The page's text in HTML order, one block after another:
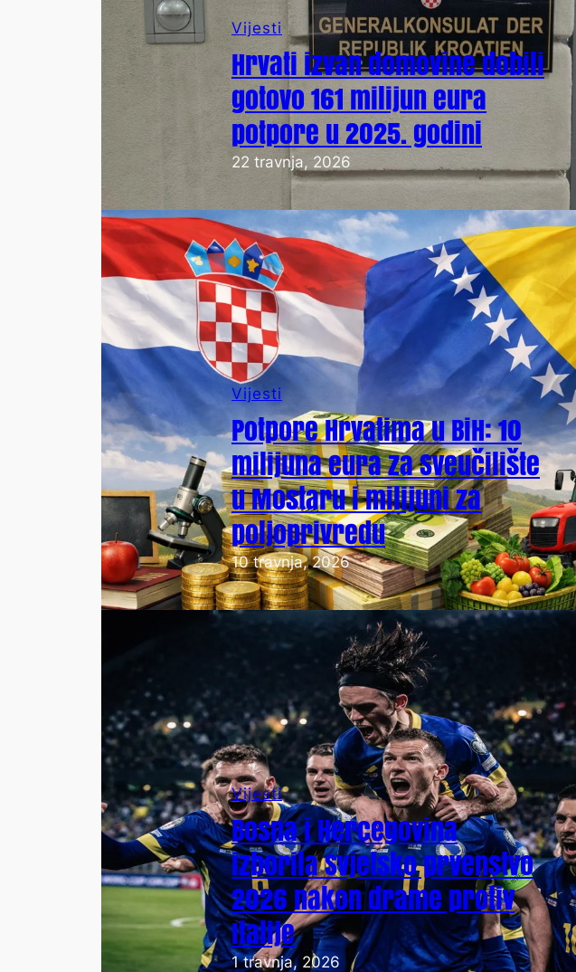
Vijesti
Hrvati izvan domovine dobili
gotovo 161 milijun eura
potpore u 2025. godini
22 travnja, 2026
Vijesti
Potpore Hrvatima u BiH: 10
milijuna eura za Sveučilište
u Mostaru i milijuni za
poljoprivredu
10 travnja, 2026
Vijesti
Bosna i Hercegovina
izborila Svjetsko prvenstvo
2026 nakon drame protiv
Italije
1 travnja, 2026